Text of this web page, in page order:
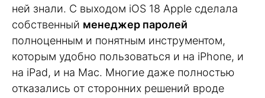
ней знали. С выходом iOS 18 Apple сделала
собственный менеджер паролей
полноценным и понятным инструментом,
которым удобно пользоваться и на iPhone, и
на iPad, и на Mac. Многие даже полностью
отказались от сторонних решений вроде